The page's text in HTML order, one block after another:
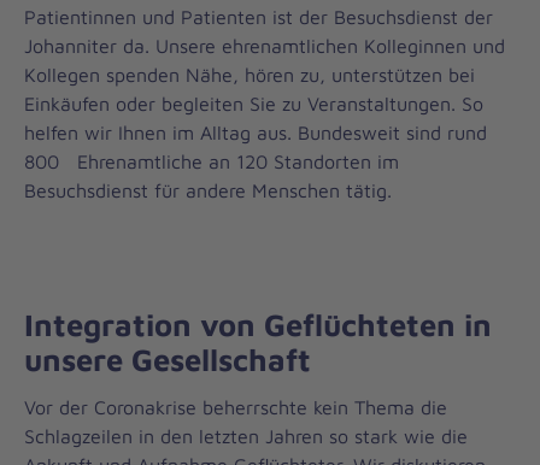
Patientinnen und Patienten ist der Besuchsdienst der
Johanniter da. Unsere ehrenamtlichen Kolleginnen und
Kollegen spenden Nähe, hören zu, unterstützen bei
Einkäufen oder begleiten Sie zu Veranstaltungen. So
helfen wir Ihnen im Alltag aus. Bundesweit sind rund
800 Ehrenamtliche an 120 Standorten im
Besuchsdienst für andere Menschen tätig.
Integration von Geflüchteten in
unsere Gesellschaft
Vor der Coronakrise beherrschte kein Thema die
Schlagzeilen in den letzten Jahren so stark wie die